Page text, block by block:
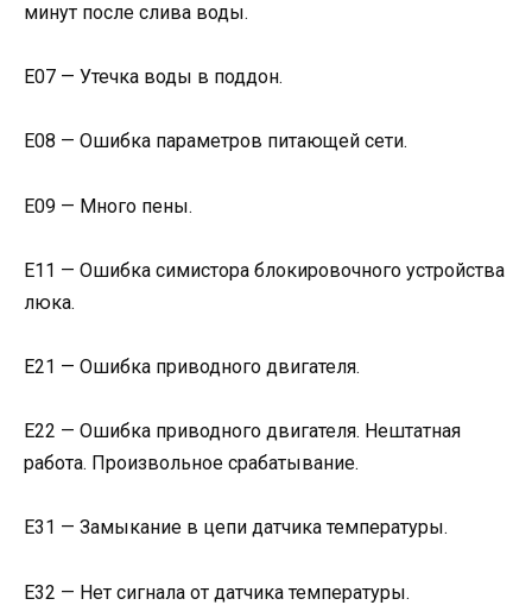
минут после слива воды.
Е07 — Утечка воды в поддон.
Е08 — Ошибка параметров питающей сети.
Е09 — Много пены.
Е11 — Ошибка симистора блокировочного устройства
люка.
Е21 — Ошибка приводного двигателя.
Е22 — Ошибка приводного двигателя. Нештатная
работа. Произвольное срабатывание.
Е31 — Замыкание в цепи датчика температуры.
Е32 — Нет сигнала от датчика температуры.